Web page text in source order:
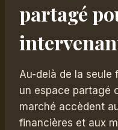
partagé
Au-delà de la seule
un espace partagé
marché accèdent
financières et aux